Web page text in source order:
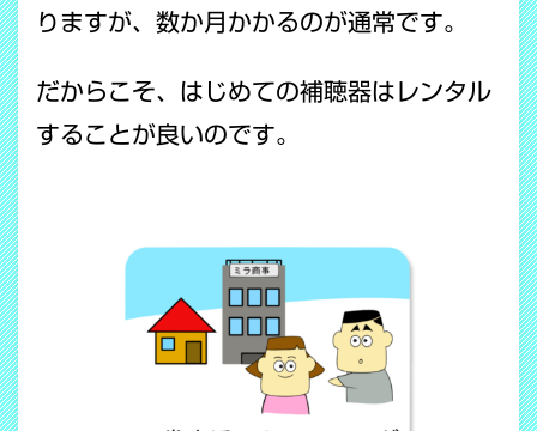
りますが、数か月かかるのが通常です。
だからこそ、はじめての補聴器はレンタル
することが良いのです。